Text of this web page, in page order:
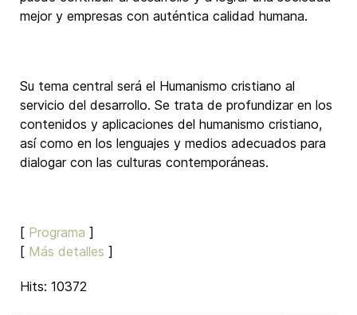
mejor y empresas con auténtica calidad humana.
Su tema central será el Humanismo cristiano al
servicio del desarrollo. Se trata de profundizar en los
contenidos y aplicaciones del humanismo cristiano,
así como en los lenguajes y medios adecuados para
dialogar con las culturas contemporáneas.
[ Programa ]
[ Más detalles ]
Hits: 10372